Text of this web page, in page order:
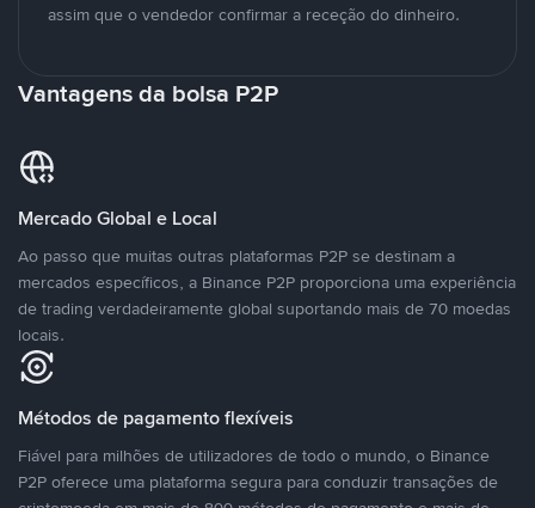
assim que o vendedor confirmar a receção do dinheiro.
Vantagens da bolsa P2P
Mercado Global e Local
Ao passo que muitas outras plataformas P2P se destinam a
mercados específicos, a Binance P2P proporciona uma experiência
de trading verdadeiramente global suportando mais de 70 moedas
locais.
Métodos de pagamento flexíveis
Fiável para milhões de utilizadores de todo o mundo, o Binance
P2P oferece uma plataforma segura para conduzir transações de